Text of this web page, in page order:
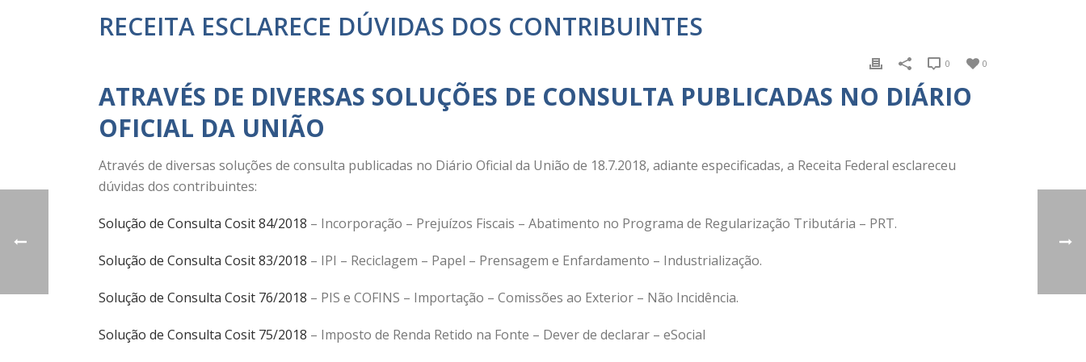
RECEITA ESCLARECE DÚVIDAS DOS CONTRIBUINTES
0
0
ATRAVÉS DE DIVERSAS SOLUÇÕES DE CONSULTA PUBLICADAS NO DIÁRIO
OFICIAL DA UNIÃO
Através de diversas soluções de consulta publicadas no Diário Oficial da União de 18.7.2018, adiante especificadas, a Receita Federal esclareceu
dúvidas dos contribuintes:
Solução de Consulta Cosit 84/2018 – Incorporação – Prejuízos Fiscais – Abatimento no Programa de Regularização Tributária – PRT.
Solução de Consulta Cosit 83/2018 – IPI – Reciclagem – Papel – Prensagem e Enfardamento – Industrialização.
Solução de Consulta Cosit 76/2018 – PIS e COFINS – Importação – Comissões ao Exterior – Não Incidência.
Solução de Consulta Cosit 75/2018 – Imposto de Renda Retido na Fonte – Dever de declarar – eSocial